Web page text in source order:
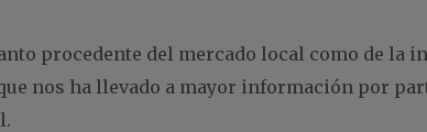
procedente del mercado local como de la
nos ha llevado a mayor información por